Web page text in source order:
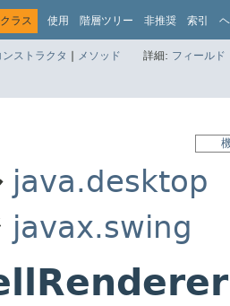
クラス 使用 階層ツリー 非推奨 索引
ンストラクタ | メソッド 詳細: フィールド
java.desktop
javax.swing